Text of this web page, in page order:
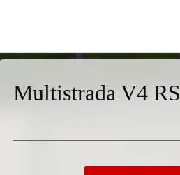
Multistrada V4 RS